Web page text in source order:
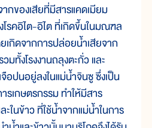
องเสียที่มีสารแคดเมียม
รคอิไต-อิไต ที่เกิดขึ้นในมณฑล
เกิดจากการปล่อยน้ำเสียจาก
มทั้งโรงงานถลุงตะกั่ว และ
อปนอยู่ลงในแม่น้ำจินซู ซึ่งเป็น
รเกษตรกรรม ทำให้มีสาร
ในข้าว ที่ใช้น้ำจากแม่น้ำในการ